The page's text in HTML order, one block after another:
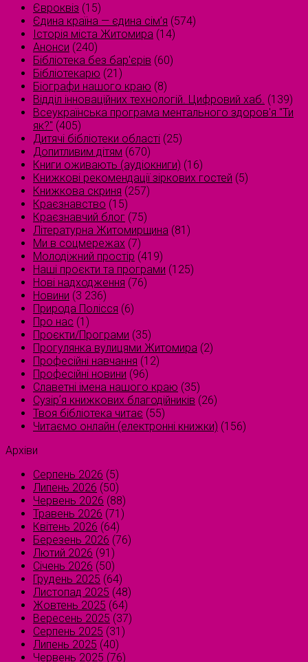
Євроквіз (15)
Єдина країна — єдина сім’я (574)
Історія міста Житомира (14)
Анонси (240)
Бібліотека без бар'єрів (60)
Бібліотекарю (21)
Біографи нашого краю (8)
Відділ інноваційних технологій. Цифровий хаб. (139)
Всеукраїнська програма ментального здоров'я "Ти
як?" (405)
Дитячі бібліотеки області (25)
Допитливим дітям (670)
Книги оживають (аудіокниги) (16)
Книжкові рекомендації зіркових гостей (5)
Книжкова скриня (257)
Краєзнавство (15)
Краєзнавчий блог (75)
Літературна Житомирщина (81)
Ми в соцмережах (7)
Молодіжний простір (419)
Наші проєкти та програми (125)
Нові надходження (76)
Новини (3 236)
Природа Полісся (6)
Про нас (1)
Проєкти/Програми (35)
Прогулянка вулицями Житомира (2)
Професійні навчання (12)
Професійні новини (96)
Славетні імена нашого краю (35)
Сузірʼя книжкових благодійників (26)
Твоя бібліотека читає (55)
Читаємо онлайн (електронні книжки) (156)
Архіви
Серпень 2026 (5)
Липень 2026 (50)
Червень 2026 (88)
Травень 2026 (71)
Квітень 2026 (64)
Березень 2026 (76)
Лютий 2026 (91)
Січень 2026 (50)
Грудень 2025 (64)
Листопад 2025 (48)
Жовтень 2025 (64)
Вересень 2025 (37)
Серпень 2025 (31)
Липень 2025 (40)
Червень 2025 (76)